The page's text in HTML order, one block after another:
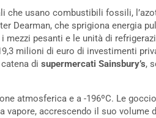
che usano combustibili fossili,
Dearman, che sprigiona energia
pesanti e le unità di
milioni di euro di investimenti
di supermercati Sainsbury’s,
atmosferica e a -196ºC. Le
vapore, accrescendo il suo volume